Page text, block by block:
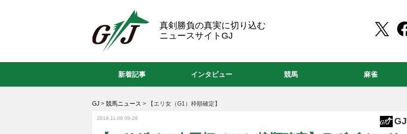
真剣勝負の真実に切り込む
ニュースサイトGJ
GJ > 競馬ニュース > 【エリ女（G1）枠順確定】
2019.11.08 09:28 GJ
新着記事 インタビュー 競馬 麻雀